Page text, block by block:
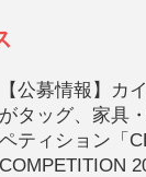
【公募情報】カ
がタッグ、家具
ペティション「
COMPETITION